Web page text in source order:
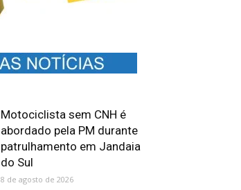
Motociclista sem CNH é
abordado pela PM durante
patrulhamento em Jandaia
do Sul
8 de agosto de 2026